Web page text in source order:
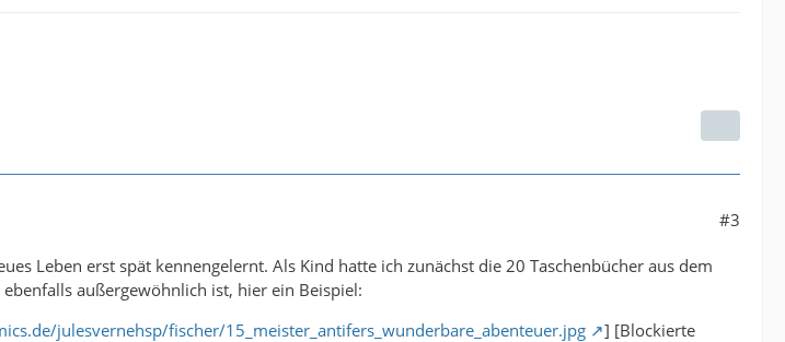
#3
Leben erst spät kennengelernt. Als Kind hatte ich zunächst die 20 Taschenbücher aus dem
außergewöhnlich ist, hier ein Beispiel:
julesvernehsp/fischer/15_meister_antifers_wunderbare_abenteuer.jpg
] [Blockierte